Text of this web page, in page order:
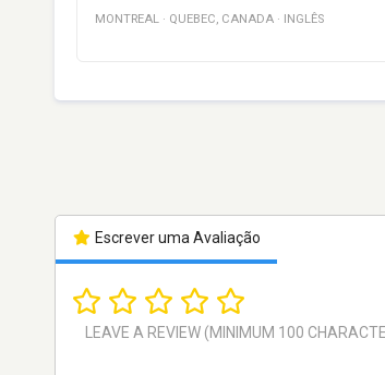
MONTREAL · QUEBEC, CANADA · INGLÊS
Escrever uma Avaliação